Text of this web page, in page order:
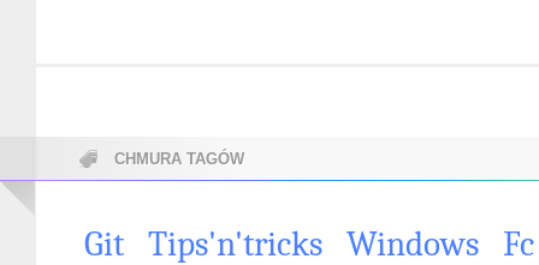
CHMURA TAGÓW
Git Tips'n'tricks Windows